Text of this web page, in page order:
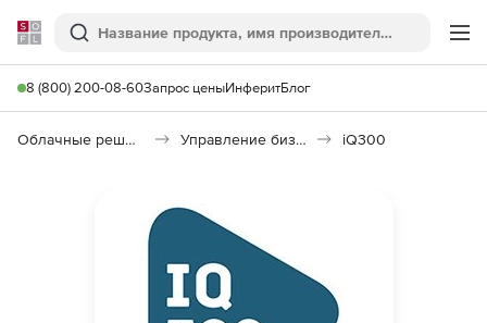
Softline
Поиск
8 (800) 200-08-60Запрос ценыИнферитБлог
Облачные решения (SaaS) Управление бизнесом (SaaS) iQ300